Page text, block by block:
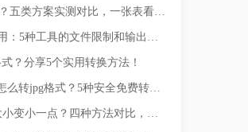
图片压缩怎么弄？五类方案实测对比，一张表看懂怎么选！
PDF转图片免费用：5种工具的文件限制和输出质量对比！
？分享5个实用转换方法！
png是什么格式 怎么转jpg格式？5种安全免费转换方法全解析！
怎么把pdf文件大小变小一点？四种方法对比，一看就懂！